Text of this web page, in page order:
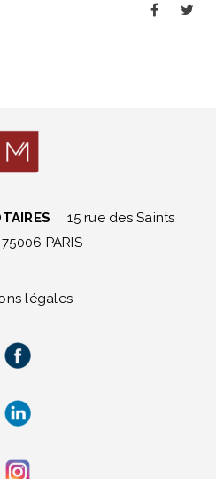
15 rue des Saints
PARIS
légales